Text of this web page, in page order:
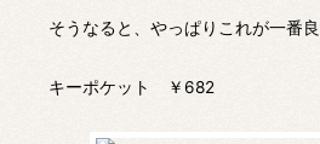
そうなると、やっぱりこれが一番
キーポケット ￥682